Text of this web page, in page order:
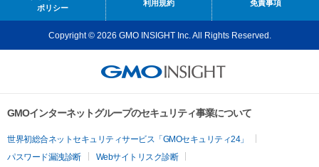
ポリシー
利用規約 免責事項
Copyright © 2026 GMO INSIGHT Inc. All Rights Reserved.
GMOインターネットグループのセキュリティ事業について
世界初総合ネットセキュリティサービス「GMOセキュリティ24」
パスワード漏洩診断
Webサイトリスク診断